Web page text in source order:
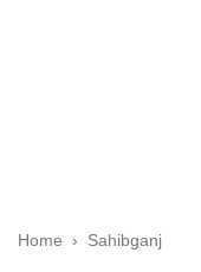
Home › Sahibganj